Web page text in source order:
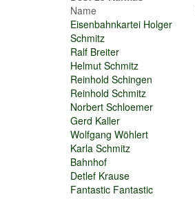
Name
Eisenbahnkartei Holger
Schmitz
Ralf Breiter
Helmut Schmitz
Reinhold Schingen
Reinhold Schmitz
Norbert Schloemer
Gerd Kaller
Wolfgang Wöhlert
Karla Schmitz
Bahnhof
Detlef Krause
Fantastic Fantastic